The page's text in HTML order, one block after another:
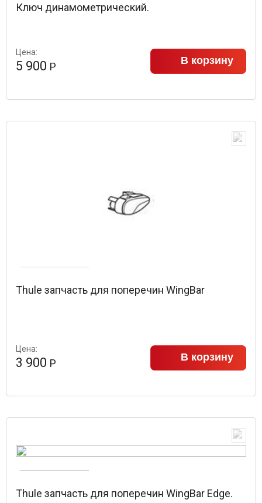
Ключ динамометрический.
Цена:
5 900 Р В корзину
Thule запчасть для поперечин WingBar
Цена:
3 900 Р В корзину
Thule запчасть для поперечин WingBar Edge.